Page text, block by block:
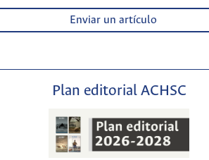
Enviar un artículo
Plan editorial ACHSC